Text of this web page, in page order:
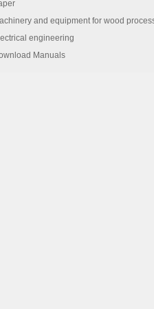
and equipment for wood
engineering
Manuals
- งบกระแสเงินสด / Statements of
หมายเหตุ ประกอบงบการเงิน / Notes